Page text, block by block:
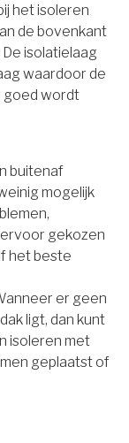
het isoleren
de bovenkant
isolatielaag
waardoor de
goed wordt
buitenaf
mogelijk
gekozen
het beste
er geen
ligt, dan kunt
isoleren met
geplaatst of